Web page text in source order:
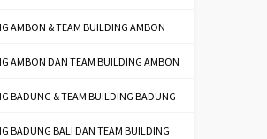
AMBON & TEAM BUILDING AMBON
AMBON DAN TEAM BUILDING AMBON
BADUNG & TEAM BUILDING BADUNG
BADUNG BALI DAN TEAM BUILDING